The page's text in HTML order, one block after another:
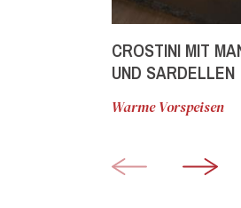
CROSTINI MIT
UND SARDELLEN
Warme Vorspeisen